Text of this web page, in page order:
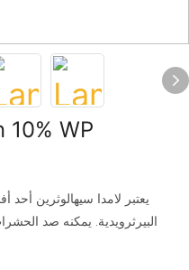
WP
يعتبر لامدا سيهالوثرين أحد
البيرثرويدية. يمكنه صد